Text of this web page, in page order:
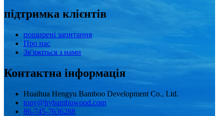
підтримка клієнтів
поширені запитання
Про нас
Зв'яжіться з нами
Контактна інформація
Huaihua Hengyu Bamboo Development Co., Ltd.
tony@hybambuwood.com
86-745-7636288